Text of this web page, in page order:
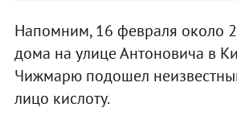
Напомним, 16 февраля около
дома на улице Антоновича в
Чижмарю подошел
лицо кислоту.